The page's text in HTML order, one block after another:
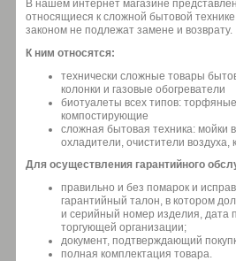
В нашем интернет магазине
относящиеся к сложной бытовой
законом не подлежат замене и возврату.
К ним относятся:
технически сложные товары
колонки и газовые обогреватели
биотуалеты всех типов:
компостирующие
сложная бытовая техника: мойки
охладители, очистители воздуха,
Для осуществления гарантийного
правильно и без помарок и
гарантийный талон, в котором
и серийный номер изделия, дата
торгующей организации;
документ, подтверждающий
полная комплектация товара.